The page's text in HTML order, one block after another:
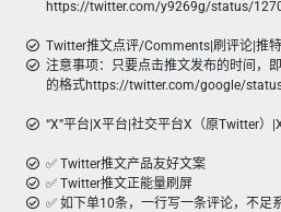
https://twitter.com/y9269g/status/
Twitter推文点评/Comments|刷评论|推
注意事项：只要点击推文发布的时间，
的格式https://twitter.com/google/
“X”平台|X平台|社交平台X（原Twitter）
✅ Twitter推文产品友好文案
✅ Twitter推文正能量刷屏
✅ 如下单10条，一行写一条评论，不足